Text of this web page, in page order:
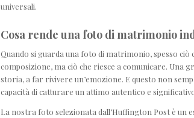
universali.
Cosa rende una foto di matrimonio
Quando si guarda una foto di matrimonio, spesso ciò
composizione, ma ciò che riesce a comunicare. Una
storia, a far rivivere un’emozione. E questo non
capacità di catturare un attimo autentico e
La nostra foto selezionata dall’Huffington Post è un